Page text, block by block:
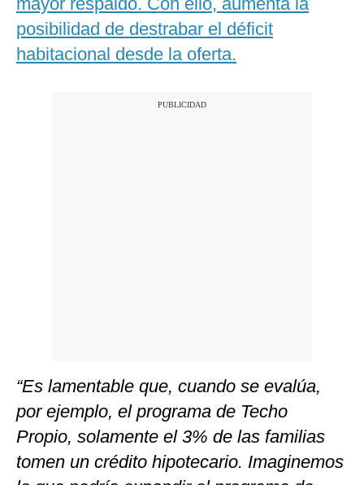
posibilidad de destrabar el déficit
habitacional desde la oferta.
“Es lamentable que, cuando se evalúa,
por ejemplo, el programa de Techo
Propio, solamente el 3% de las familias
tomen un crédito hipotecario. Imaginemos